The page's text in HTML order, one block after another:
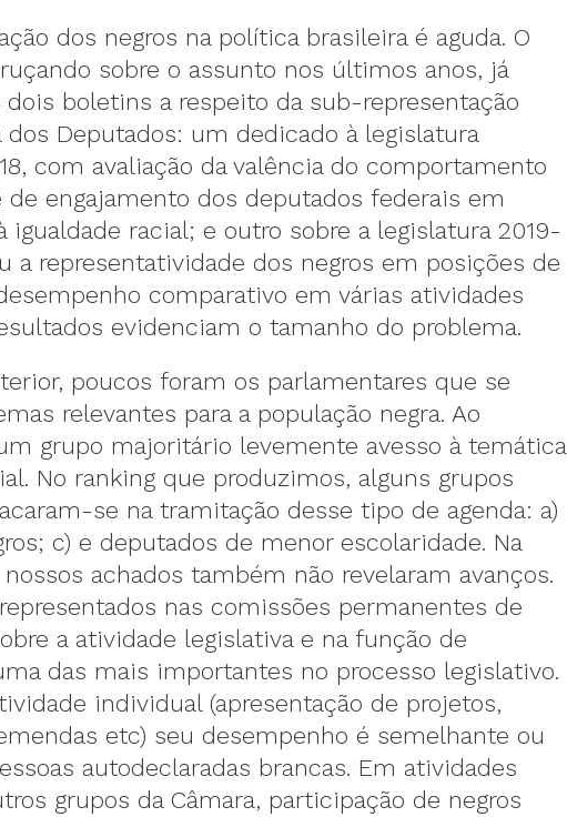
dos negros na política brasileira é aguda. O
sobre o assunto nos últimos anos, já
boletins a respeito da sub-representação
dos Deputados: um dedicado à legislatura
com avaliação da valência do comportamento
de engajamento dos deputados federais em
igualdade racial; e outro sobre a legislatura 2019-
a representatividade dos negros em posições de
comparativo em várias atividades
evidenciam o tamanho do problema.
poucos foram os parlamentares que se
relevantes para a população negra. Ao
grupo majoritário levemente avesso à temática
No ranking que produzimos, alguns grupos
se na tramitação desse tipo de agenda: a)
c) e deputados de menor escolaridade. Na
achados também não revelaram avanços.
nas comissões permanentes de
a atividade legislativa e na função de
das mais importantes no processo legislativo.
individual (apresentação de projetos,
etc) seu desempenho é semelhante ou
autodeclaradas brancas. Em atividades
grupos da Câmara, participação de negros